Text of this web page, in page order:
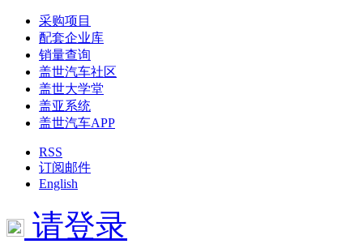
采购项目
配套企业库
销量查询
盖世汽车社区
盖世大学堂
盖亚系统
盖世汽车APP
RSS
订阅邮件
English
请登录